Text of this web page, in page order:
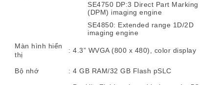
SE4750 DP:3 Direct Part Marking
(DPM) imaging engine
SE4850: Extended range 1D/2D
imaging engine
Màn hình hiển
thị
: 4.3” WVGA (800 x 480), color display
Bộ nhớ : 4 GB RAM/32 GB Flash pSLC